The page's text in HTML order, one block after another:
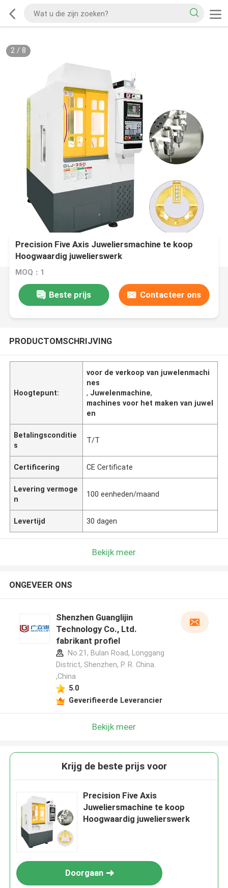
2/ 8
Precision Five Axis Juweliersmachine te koop
Hoogwaardig juwelierswerk
MOQ：1
Beste prijs Contacteer ons
PRODUCTOMSCHRIJVING
Hoogtepunt:
voor de verkoop van juwelenmachi
nes
, Juwelenmachine,
machines voor het maken van juwel
en
Betalingsconditie
s
T/T
Certificering CE Certificate
Levering vermoge
n
100 eenheden/maand
Levertijd 30 dagen
Bekijk meer
ONGEVEER ONS
Shenzhen Guanglijin
Technology Co., Ltd.
fabrikant profiel
No.21, Bulan Road, Longgang
District, Shenzhen, P. R. China.
,China
5.0
Geverifieerde Leverancier
Bekijk meer
Krijg de beste prijs voor
Precision Five Axis
Juweliersmachine te koop
Hoogwaardig juwelierswerk
Doorgaan